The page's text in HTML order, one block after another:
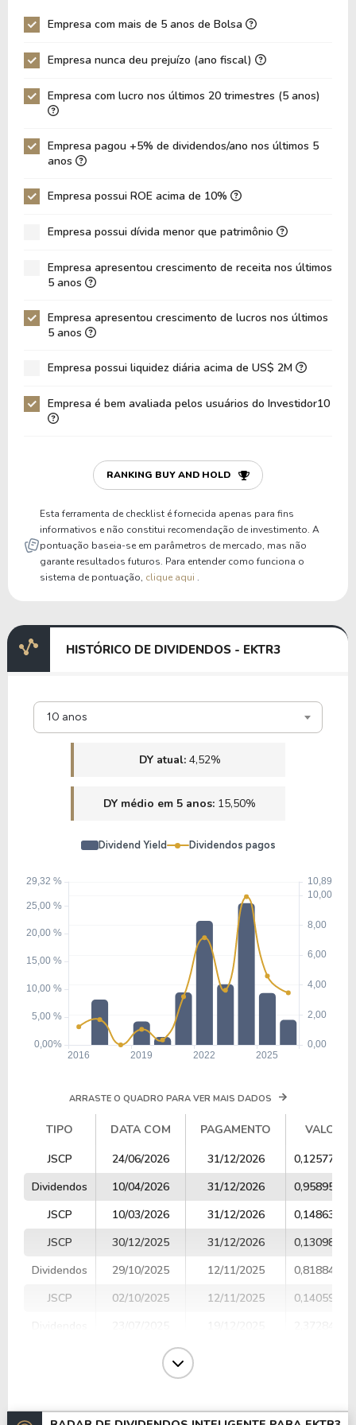
ROE
35,11%
ROIC
15,89%
ROA
5,07%
7,32%
Dívida Líquida / Ebitda
Dívida Líquida / Ebit
3,75
3,46
Patrimônio / Ativos
0,14
Passivos / Ativos
0,86
CAGR Receitas 5 anos
CAGR Lucros 5 anos
10,11% 10,11%
Empresa com mais de 5 anos de Bolsa
Empresa nunca deu prejuízo (ano fiscal)
Empresa com lucro nos últimos 20 trimestres (5 anos)
Empresa pagou +5% de dividendos/ano nos últimos 5
anos
Empresa possui ROE acima de 10%
Empresa possui dívida menor que patrimônio
Empresa apresentou crescimento de receita nos últimos
5 anos
Empresa apresentou crescimento de lucros nos últimos
5 anos
Empresa possui liquidez diária acima de US$ 2M
Empresa é bem avaliada pelos usuários do Investidor10
RANKING BUY AND HOLD
Esta ferramenta de checklist é fornecida apenas para fins
informativos e não constitui recomendação de investimento. A
pontuação baseia-se em parâmetros de mercado, mas não
garante resultados futuros. Para entender como funciona o
sistema de pontuação, clique aqui .
HISTÓRICO DE DIVIDENDOS - EKTR3
10 anos
DY atual: 4,52%
DY médio em 5 anos: 15,50%
Dividend Yield Dividendos pagos
ARRASTE O QUADRO PARA VER MAIS DADOS
TIPO DATA COM PAGAMENTO
VALOR
TIPO
DATA COM PAGAMENTO VALOR
JSCP 24/06/2026 31/12/2026
0,12577772
Dividendos
10/04/2026 31/12/2026
0,95895300
JSCP
10/03/2026 31/12/2026
0,14863200
JSCP
30/12/2025 31/12/2026
0,13098500
Dividendos
29/10/2025 12/11/2025
0,81884000
JSCP
02/10/2025 12/11/2025
0,14059000
02/07/2025
JSCP
01/04/2025 28/05/2025
0,12696900